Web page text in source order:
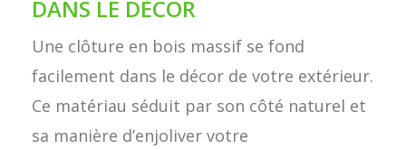
DANS LE DÉCOR
Une clôture en bois massif se fond
facilement dans le décor de votre extérieur.
Ce matériau séduit par son côté naturel et
sa manière d’enjoliver votre